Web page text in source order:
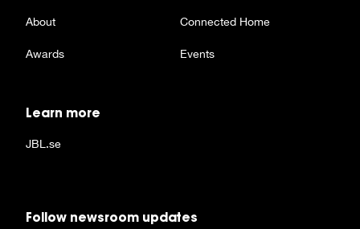
About
Awards
Connected Home
Events
Learn more
JBL.se
Follow newsroom updates